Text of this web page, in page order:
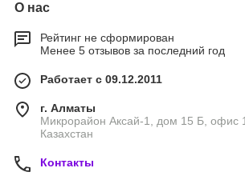
О нас
Рейтинг не сформирован
Менее 5 отзывов за последний год
Работает с 09.12.2011
г. Алматы
Микрорайон Аксай-1, дом 15 Б, офис
Казахстан
Контакты